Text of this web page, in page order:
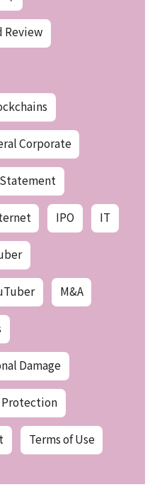
Review
Corporate
IPO IT
M&A
Damage
Protection
Terms of Use